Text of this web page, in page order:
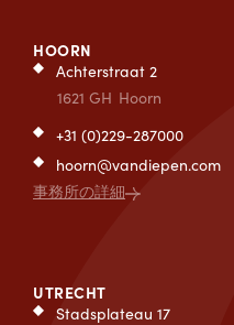
HOORN
Achterstraat 2
1621 GH Hoorn
+31 (0)229-287000
hoorn@vandiepen.com
事務所の詳細
UTRECHT
Stadsplateau 17